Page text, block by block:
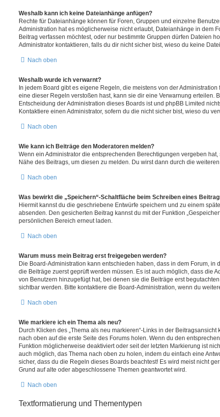
Weshalb kann ich keine Dateianhänge anfügen?
Rechte für Dateianhänge können für Foren, Gruppen und einzelne
Administration hat es möglicherweise nicht erlaubt, Dateianhänge in dem
Beitrag verfassen möchtest, oder nur bestimmte Gruppen dürfen Dateien
Administrator kontaktieren, falls du dir nicht sicher bist, wieso du keine
Nach oben
Weshalb wurde ich verwarnt?
In jedem Board gibt es eigene Regeln, die meistens von der
eine dieser Regeln verstoßen hast, kann sie dir eine Verwarnung erteilen.
Entscheidung der Administration dieses Boards ist und phpBB Limited
Kontaktiere einen Administrator, sofern du die nicht sicher bist, wieso du
Nach oben
Wie kann ich Beiträge den Moderatoren melden?
Wenn ein Administrator die entsprechenden Berechtigungen vergeben
Nähe des Beitrags, um diesen zu melden. Du wirst dann durch die
Nach oben
Was bewirkt die „Speichern“-Schaltfläche beim Schreiben eines
Hiermit kannst du die geschriebene Entwürfe speichern und zu einem
absenden. Den gesicherten Beitrag kannst du mit der Funktion
persönlichen Bereich erneut laden.
Nach oben
Warum muss mein Beitrag erst freigegeben werden?
Die Board-Administration kann entschieden haben, dass in dem Forum, in
die Beiträge zuerst geprüft werden müssen. Es ist auch möglich, dass die
von Benutzern hinzugefügt hat, bei denen sie die Beiträge erst
sichtbar werden. Bitte kontaktiere die Board-Administration, wenn du
Nach oben
Wie markiere ich ein Thema als neu?
Durch Klicken des „Thema als neu markieren“-Links in der
nach oben auf die erste Seite des Forums holen. Wenn du den
Funktion möglicherweise deaktiviert oder seit der letzten Markierung ist
auch möglich, das Thema nach oben zu holen, indem du einfach eine
sicher, dass du die Regeln dieses Boards beachtest! Es wird meist nicht
Grund auf alte oder abgeschlossene Themen geantwortet wird.
Nach oben
Textformatierung und Thementypen